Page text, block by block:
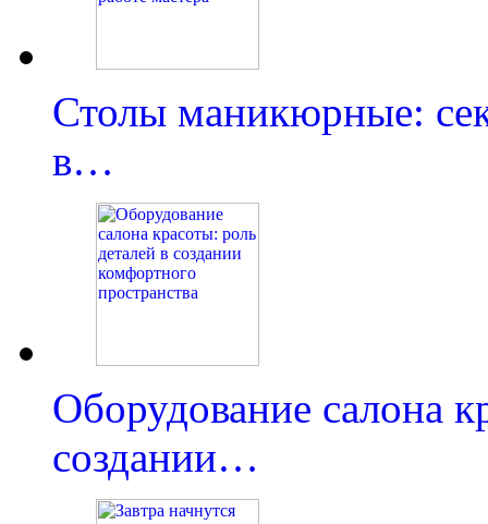
Столы маникюрные:
в…
Оборудование салона
создании…